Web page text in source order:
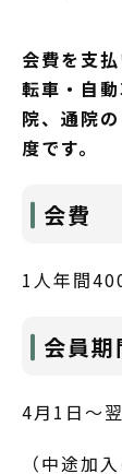
会費を支
転車・自
院、通院
度です。
会費
1人年間
会員期
4月1日～
（中途加